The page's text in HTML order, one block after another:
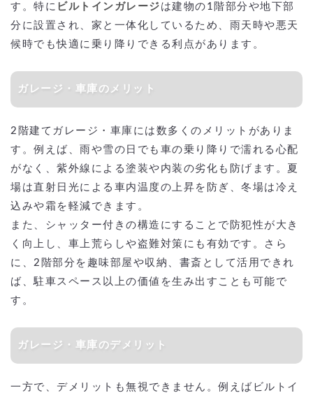
す。特に ビルトインガレージ は建物の1階部分や地下部
分に設置され、家と一体化しているため、雨天時や悪天
候時でも快適に乗り降りできる利点があります。
ガレージ・車庫のメリット
2階建てガレージ・車庫には数多くのメリットがありま
す。例えば、雨や雪の日でも車の乗り降りで濡れる心配
がなく、紫外線による塗装や内装の劣化も防げます。夏
場は直射日光による車内温度の上昇を防ぎ、冬場は冷え
込みや霜を軽減できます。
また、シャッター付きの構造にすることで防犯性が大き
く向上し、車上荒らしや盗難対策にも有効です。さら
に、2階部分を趣味部屋や収納、書斎として活用できれ
ば、駐車スペース以上の価値を生み出すことも可能で
す。
ガレージ・車庫のデメリット
一方で、デメリットも無視できません。例えばビルトイ